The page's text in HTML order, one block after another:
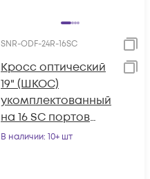
SNR-ODF-24R-16SC
Кросс оптический
19" (ШКОС)
укомплектованный
на 16 SC портов
(комплект с
В наличии: 10+ шт